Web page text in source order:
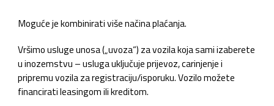
Moguće je kombinirati više načina plaćanja.
Vršimo usluge unosa („uvoza“) za vozila koja sami izaberete
u inozemstvu – usluga uključuje prijevoz, carinjenje i
pripremu vozila za registraciju/isporuku. Vozilo možete
financirati leasingom ili kreditom.